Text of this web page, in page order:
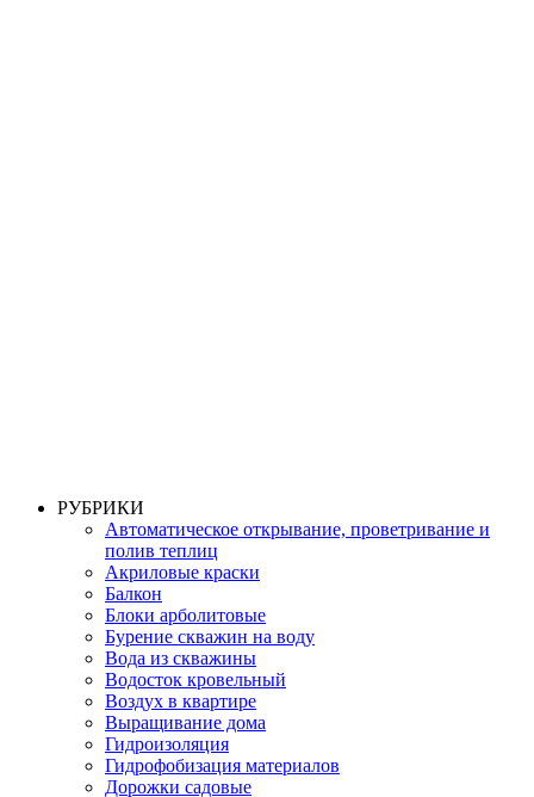
РУБРИКИ
Автоматическое открывание, проветривание и
полив теплиц
Акриловые краски
Балкон
Блоки арболитовые
Бурение скважин на воду
Вода из скважины
Водосток кровельный
Воздух в квартире
Выращивание дома
Гидроизоляция
Гидрофобизация материалов
Дорожки садовые